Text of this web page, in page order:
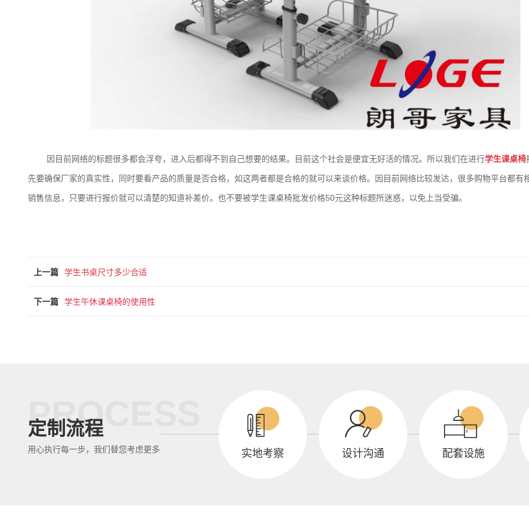
因目前网络的标题很多都会浮夸，进入后都得不到自己想要的结果。目前这个社会是便宜无好活的情况。所以我们在进行学生课桌椅
先要确保厂家的真实性，同时要看产品的质量是否合格，如这两者都是合格的就可以来谈价格。因目前网络比较发达，很多购物平台都有
销售信息，只要进行报价就可以清楚的知道补差价。也不要被学生课桌椅批发价格50元这种标题所迷惑，以免上当受骗。
上一篇 学生书桌尺寸多少合适
下一篇 学生午休课桌椅的使用性
PROCESS
定制流程
用心执行每一步，我们替您考虑更多 实地考察 设计沟通 配套设施